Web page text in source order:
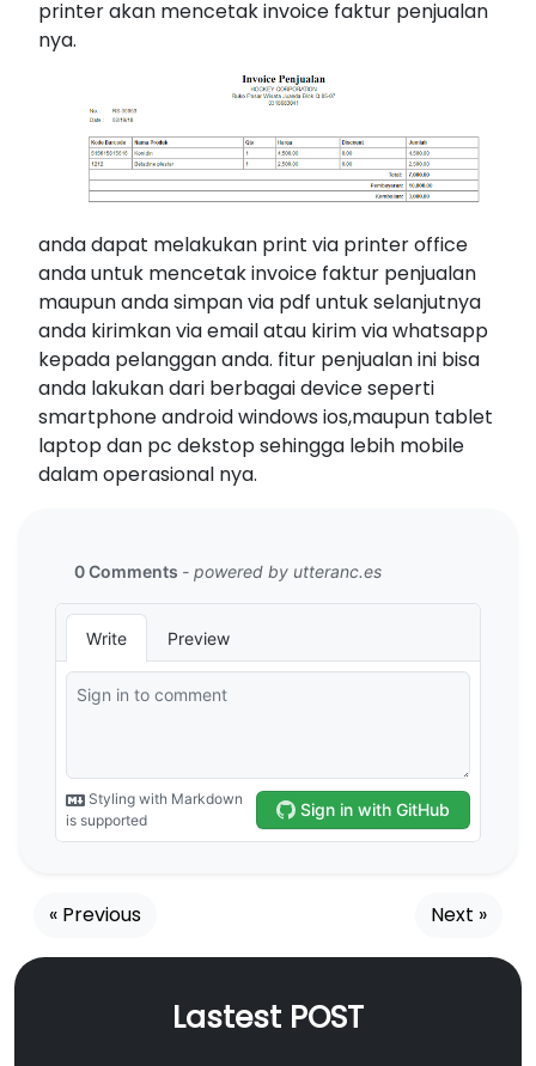
printer akan mencetak invoice faktur penjualan
nya.
anda dapat melakukan print via printer office
anda untuk mencetak invoice faktur penjualan
maupun anda simpan via pdf untuk selanjutnya
anda kirimkan via email atau kirim via whatsapp
kepada pelanggan anda. fitur penjualan ini bisa
anda lakukan dari berbagai device seperti
smartphone android windows ios,maupun tablet
laptop dan pc dekstop sehingga lebih mobile
dalam operasional nya.
« Previous Next »
Lastest POST